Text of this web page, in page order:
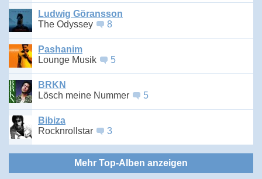
Ludwig Göransson
The Odyssey
8
Pashanim
Lounge Musik
5
BRKN
Lösch meine Nummer
5
Bibiza
Rocknrollstar
3
Mehr Top-Alben anzeigen